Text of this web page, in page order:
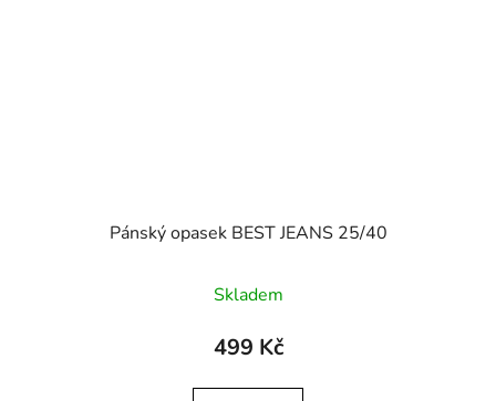
Pánský opasek BEST JEANS 25/40
Skladem
499 Kč